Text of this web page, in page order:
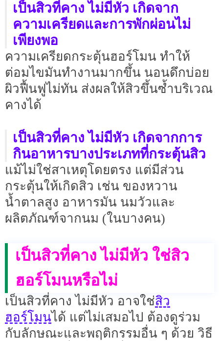
เป็นสิวที่คาง ไม่มีหัว เกิดจาก
ความเครียดและการพักผ่อนไม่
เพียงพอ
ความเครียดกระตุ้นฮอร์โมน ทำให้
ต่อมไขมันทำงานมากขึ้น นอนดึกบ่อย
ผิวฟื้นฟูไม่ทัน ส่งผลให้สิวขึ้นซ้ำบริเวณ
คางได้
เป็นสิวที่คาง ไม่มีหัว เกิดจากการ
กินอาหารบางประเภทที่กระตุ้นสิว
แม้ไม่ใช่สาเหตุโดยตรง แต่มีส่วน
กระตุ้นให้เกิดสิว เช่น ของหวาน
น้ำตาลสูง อาหารมัน นมวัวและ
ผลิตภัณฑ์จากนม (ในบางคน)
เป็นสิวที่คาง ไม่มีหัว ใช่สิว
ฮอร์โมนหรือไม่
เป็นสิวที่คาง ไม่มีหัว อาจใช่สิว
ฮอร์โมนได้ แต่ไม่เสมอไป ต้องดูร่วม
กับลักษณะและพฤติกรรมอื่น ๆ ด้วย วิธี